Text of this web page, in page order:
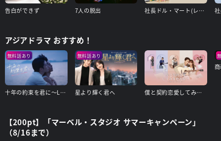
告白ができず 7人の脱出 社長ドル・マート(レンタル版)
アジアドラマ おすすめ！
無料話あり
十年の約束を君に～Love After Addiction～
無料話あり
星より輝く君へ 僕と契約恋愛してみませんか～Smile To Life～
【200pt】「マーベル・スタジオ サマーキャンペーン」
（8/16まで）